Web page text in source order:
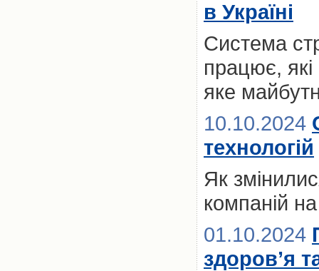
в Україні
Система
працює, які
яке
10.10.2024
технологій
Як
компаній
01.10.2024
здоров’я